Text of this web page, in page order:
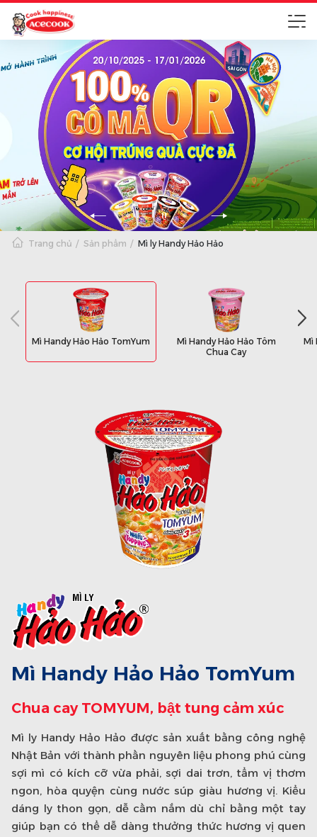
Trang chủ Sản phẩm Mì ly Handy Hảo Hảo
Mì Handy Hảo Hảo TomYum
Mì Handy Hảo Hảo Tôm
Chua Cay
Mì
Mì Handy Hảo Hảo TomYum
Chua cay TOMYUM, bật tung cảm xúc
Mì ly Handy Hảo Hảo được sản xuất bằng công nghệ
Nhật Bản với thành phần nguyên liệu phong phú cùng
sợi mì có kích cỡ vừa phải, sợi dai trơn, tẩm vị thơm
ngon, hòa quyện cùng nước súp giàu hương vị. Kiểu
dáng ly thon gọn, dễ cầm nắm dù chỉ bằng một tay
giúp bạn có thể dễ dàng thưởng thức hương vị quen
Mì Handy Hảo Hảo Tôm
Chua Cay
Mì ly ăn liền Handy Hảo Hảo - Tôm chua
cay
Mì ly Handy Hảo Hảo được sản xuất bằng công nghệ
Nhật Bản với thành phần nguyên liệu phong phú cùng
sợi mì có kích cỡ vừa phải, sợi dai trơn, tẩm vị thơm
ngon, hòa quyện cùng nước súp giàu hương vị. Kiểu
Mì Handy Hảo Hảo Lẩu Nấm
Thập Cẩm - Chay
Mì ly ăn liền Handy Hảo Hảo chay -
Hương vị lẩu nấm thập cẩm
Mì ly Handy Hảo Hảo Chay là sản phẩm ly chay đầu tiên
của sản phẩm nội địa do Acecook Việt Nam sản xuất.
Sản phẩm thuần chay với sợi mì Handy Hảo Hảo làm từ
bột mì cao cấp và được chiên bằng dầu mới hoàn toàn